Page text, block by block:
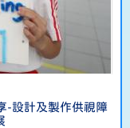
-設計及製作供視障